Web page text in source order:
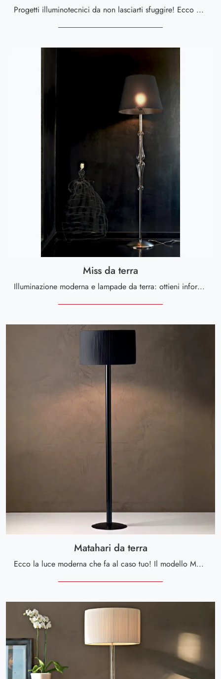
Progetti illuminotecnici da non lasciarti sfuggire! Ecco qui la lampada da terra moderna Glam da terra di Le Fablier.
Miss da terra
Illuminazione moderna e lampade da terra: ottieni informazioni sulla lampada Miss da terra in vetro che ti presentiamo.
Matahari da terra
Ecco la luce moderna che fa al caso tuo! Il modello Matahari da terra è una tra le nostre lampade da terra di Le Fablier.